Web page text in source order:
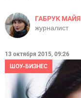
ГАБРУК МАЙЯ
журналист
13 октября 2015, 09:26
ШОУ-БИЗНЕС